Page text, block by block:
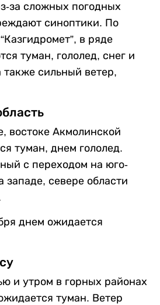
за сложных погодных
синоптики. По
в ряде
туман, гололед, снег и
также сильный ветер,
востоке Акмолинской
туман, днем гололед.
с переходом на юго-
севере области
днем ожидается
и утром в горных районах
туман. Ветер